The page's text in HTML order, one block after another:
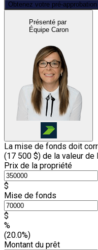
Obtenez votre pré-approbation
Présenté par
Équipe Caron
La mise de fonds doit
(17 500 $) de la valeur de
Prix de la propriété
$
Mise de fonds
$
%
(20.0%)
Montant du prêt